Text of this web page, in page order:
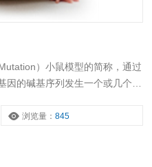
）小鼠模型的简称，通过
的碱基序列发生一个或几个碱
变与疾病发生发展的关系、疾病
浏览量：845